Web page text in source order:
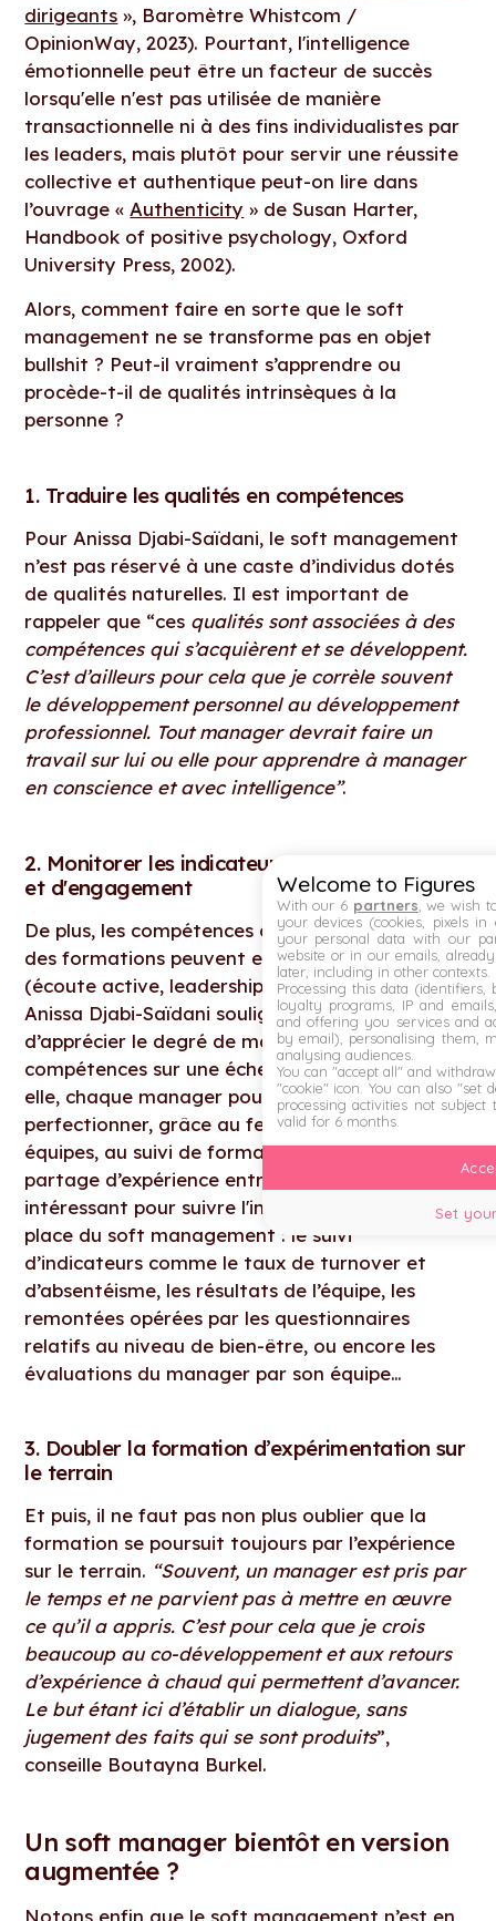
dirigeants », Baromètre Whistcom /
OpinionWay, 2023). Pourtant, l'intelligence
émotionnelle peut être un facteur de succès
lorsqu'elle n'est pas utilisée de manière
transactionnelle ni à des fins individualistes par
les leaders, mais plutôt pour servir une réussite
collective et authentique peut-on lire dans
l’ouvrage « Authenticity » de Susan Harter,
Handbook of positive psychology, Oxford
University Press, 2002).
Alors, comment faire en sorte que le soft
management ne se transforme pas en objet
bullshit ? Peut-il vraiment s’apprendre ou
procède-t-il de qualités intrinsèques à la
personne ?
1. Traduire les qualités en compétences
Pour Anissa Djabi-Saïdani, le soft management
n’est pas réservé à une caste d’individus dotés
de qualités naturelles. Il est important de
rappeler que “ces qualités sont associées à des
compétences qui s’acquièrent et se développent.
C’est d’ailleurs pour cela que je corrèle souvent
le développement personnel au développement
professionnel. Tout manager devrait faire un
travail sur lui ou elle pour apprendre à manager
en conscience et avec intelligence”.
2. Monitorer les indicateurs de performance
et d'engagement
De plus, les compétences développées à travers
des formations peuvent ensuite être mesurées
(écoute active, leadership etc…). A cet égard,
Anissa Djabi-Saïdani souligne l’importance
d’apprécier le degré de maîtrise de ces
compétences sur une échelle de 4 niveaux. Selon
elle, chaque manager pourra ainsi se situer et se
perfectionner, grâce au feedback de ses
équipes, au suivi de formations ou encore au
partage d’expérience entre pairs. Autre outil
intéressant pour suivre l'impact de la mise en
place du soft management : le suivi
d’indicateurs comme le taux de turnover et
d’absentéisme, les résultats de l’équipe, les
remontées opérées par les questionnaires
relatifs au niveau de bien-être, ou encore les
évaluations du manager par son équipe…
3. Doubler la formation d’expérimentation sur
le terrain
Et puis, il ne faut pas non plus oublier que la
formation se poursuit toujours par l’expérience
sur le terrain. “Souvent, un manager est pris par
le temps et ne parvient pas à mettre en œuvre
ce qu’il a appris. C’est pour cela que je crois
beaucoup au co-développement et aux retours
d’expérience à chaud qui permettent d’avancer.
Le but étant ici d’établir un dialogue, sans
jugement des faits qui se sont produits”,
conseille Boutayna Burkel.
Un soft manager bientôt en version
augmentée ?
Notons enfin que le soft management n’est en
Welcome to Figures
With our 6 partners , we wish
your devices (cookies, pixels
your personal data with our
website or in our emails,
later, including in other contexts.
Processing this data (identifiers,
loyalty programs, IP and
and offering you services and
by email), personalising them,
analysing audiences.
You can "accept all" and
"cookie" icon . You can also "set
processing activities not subject
valid for 6 months.
Set